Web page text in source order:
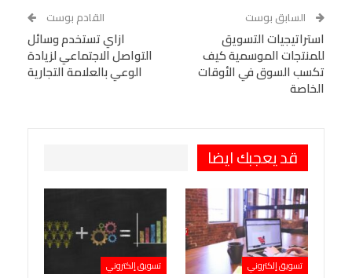
Tumblr
البريد الإلكتروني
VK
Digg
LINE
BlackBerry
Viber
طباعة
السابق بوست
استراتيجيات التسويق
للمنتجات الموسمية كيف
تكسب السوق في الأوقات
الخاصة
القادم بوست
ازاي تستخدم وسائل
التواصل الاجتماعي لزيادة
الوعي بالعلامة التجارية
قد يعجبك ايضا
تسويق إلكتروني تسويق إلكتروني